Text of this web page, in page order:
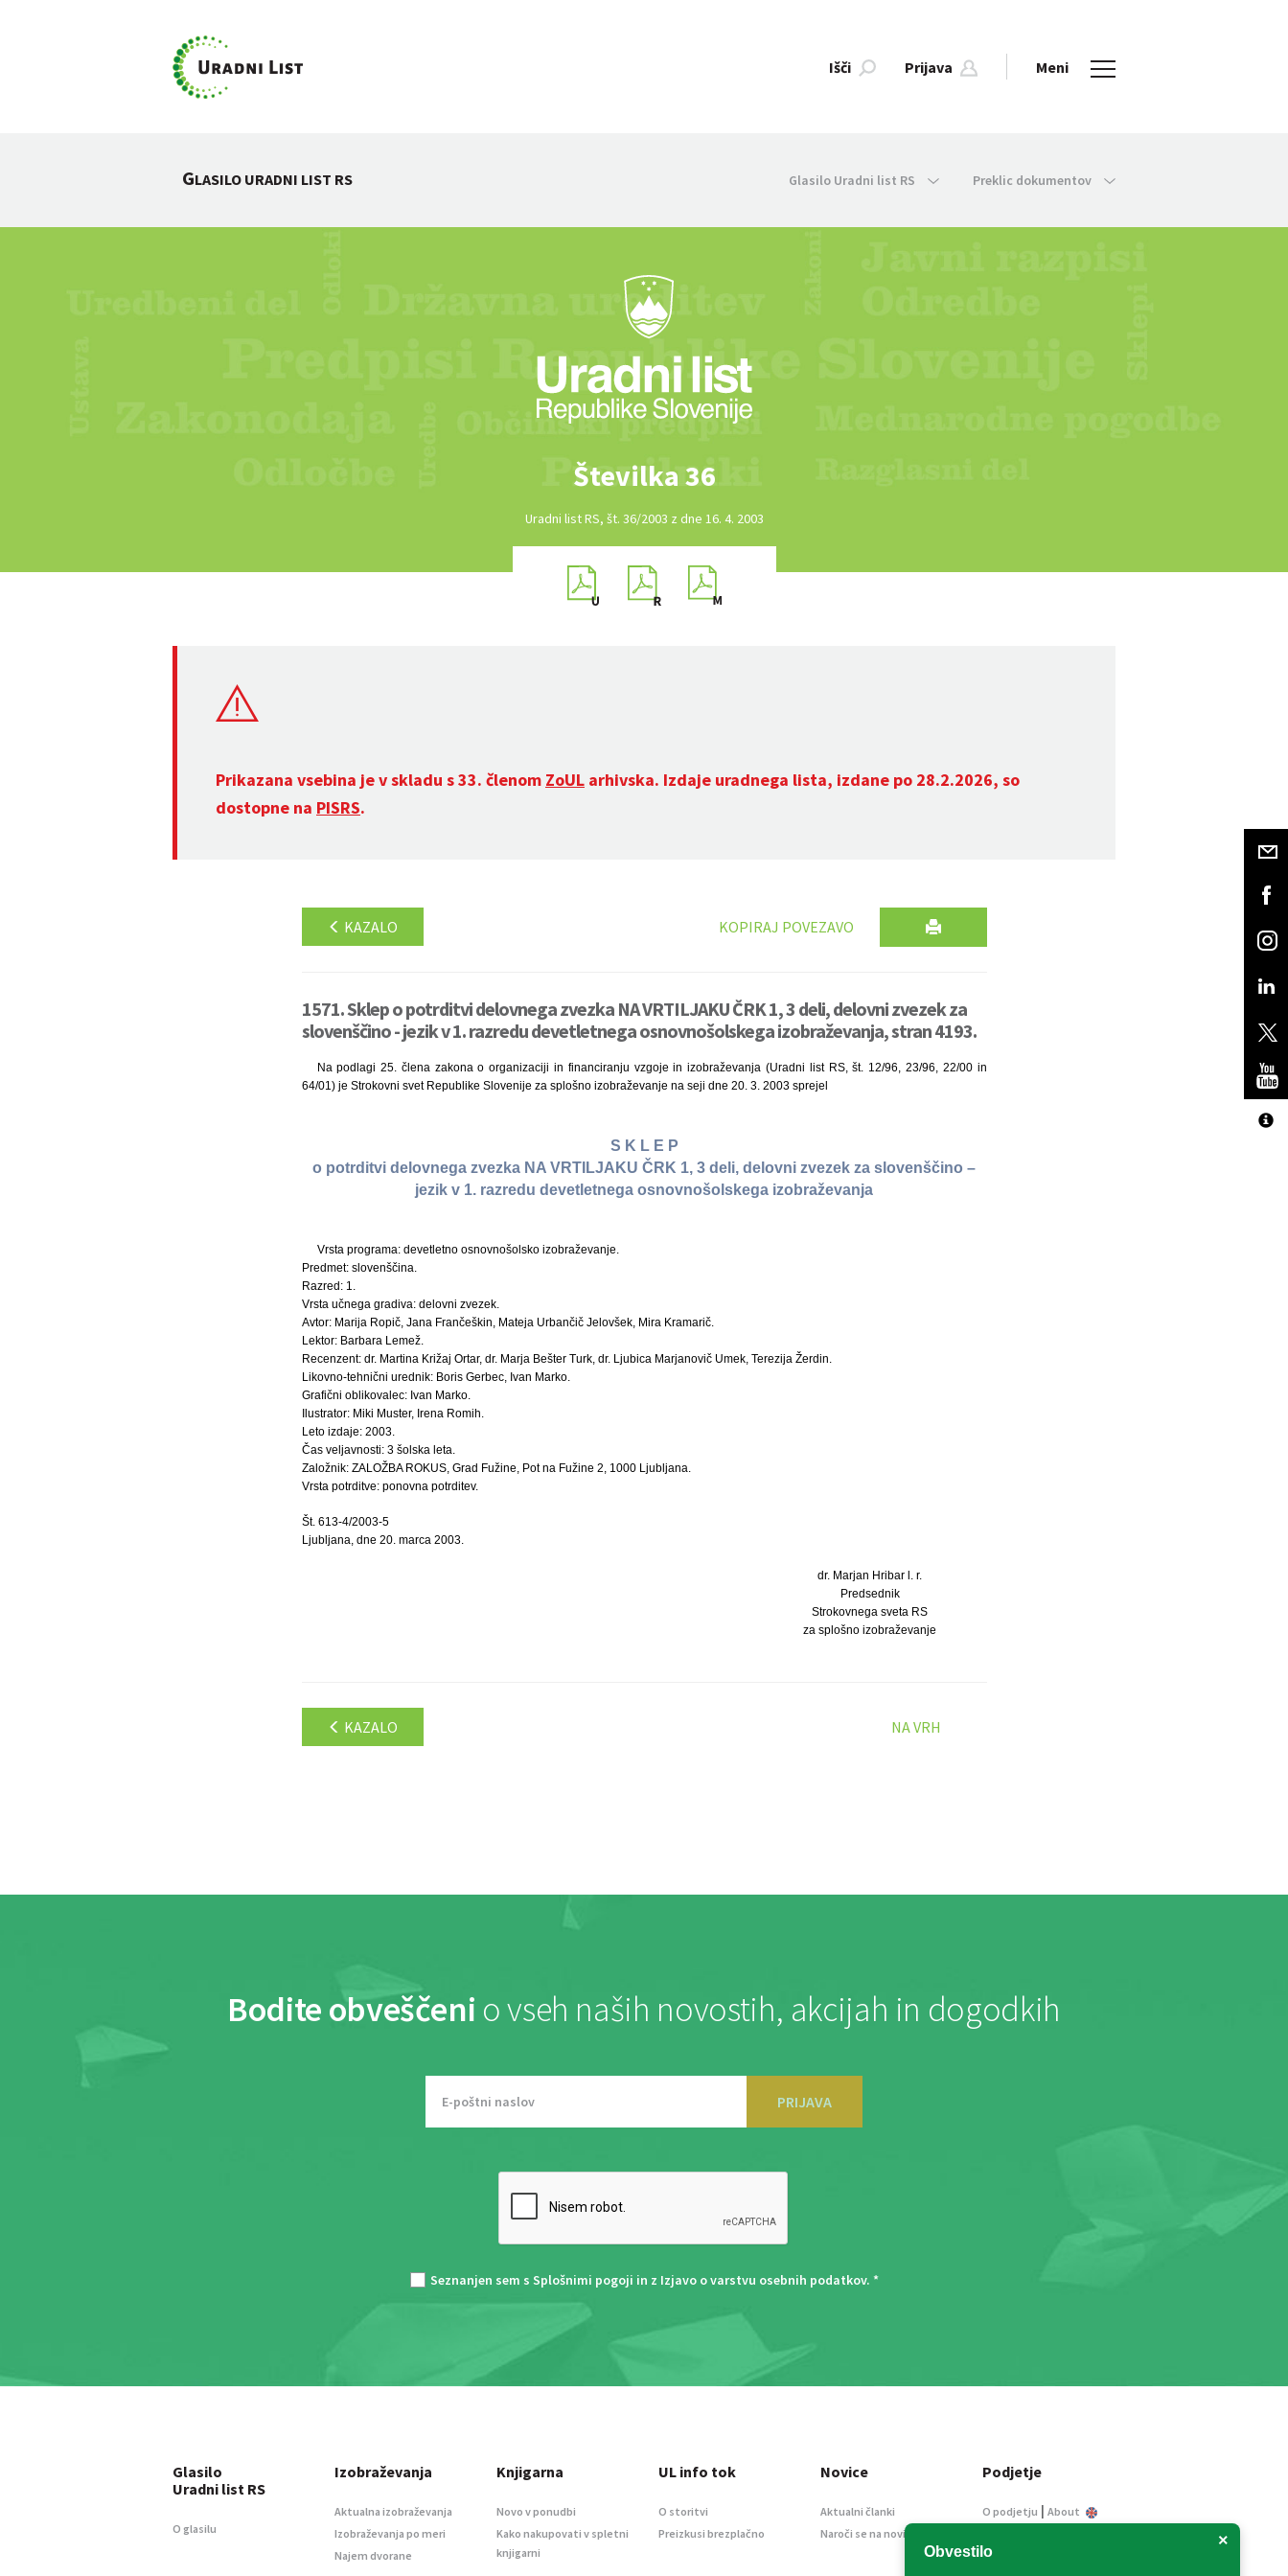
Išči Prijava Meni
GLASILO URADNI LIST RS Glasilo Uradni list RS Preklic dokumentov
Številka 36
Uradni list RS, št. 36/2003 z dne 16. 4. 2003
Prikazana vsebina je v skladu s 33. členom ZoUL arhivska. Izdaje uradnega lista, izdane po 28.2.2026, so
dostopne na PISRS.
KAZALO KOPIRAJ POVEZAVO
1571. Sklep o potrditvi delovnega zvezka NA VRTILJAKU ČRK 1, 3 deli, delovni zvezek za
slovenščino - jezik v 1. razredu devetletnega osnovnošolskega izobraževanja, stran 4193.
Na podlagi 25. člena zakona o organizaciji in financiranju vzgoje in izobraževanja (Uradni list RS, št. 12/96, 23/96, 22/00 in
64/01) je Strokovni svet Republike Slovenije za splošno izobraževanje na seji dne 20. 3. 2003 sprejel
S K L E P
o potrditvi delovnega zvezka NA VRTILJAKU ČRK 1, 3 deli, delovni zvezek za slovenščino –
jezik v 1. razredu devetletnega osnovnošolskega izobraževanja
Vrsta programa: devetletno osnovnošolsko izobraževanje.
Predmet: slovenščina.
Razred: 1.
Vrsta učnega gradiva: delovni zvezek.
Avtor: Marija Ropič, Jana Frančeškin, Mateja Urbančič Jelovšek, Mira Kramarič.
Lektor: Barbara Lemež.
Recenzent: dr. Martina Križaj Ortar, dr. Marja Bešter Turk, dr. Ljubica Marjanovič Umek, Terezija Žerdin.
Likovno-tehnični urednik: Boris Gerbec, Ivan Marko.
Grafični oblikovalec: Ivan Marko.
Ilustrator: Miki Muster, Irena Romih.
Leto izdaje: 2003.
Čas veljavnosti: 3 šolska leta.
Založnik: ZALOŽBA ROKUS, Grad Fužine, Pot na Fužine 2, 1000 Ljubljana.
Vrsta potrditve: ponovna potrditev.
Št. 613-4/2003-5
Ljubljana, dne 20. marca 2003.
dr. Marjan Hribar l. r.
Predsednik
Strokovnega sveta RS
za splošno izobraževanje
KAZALO NA VRH
Bodite obveščeni o vseh naših novostih, akcijah in dogodkih
PRIJAVA
Seznanjen sem s Splošnimi pogoji in z Izjavo o varstvu osebnih podatkov. *
×
Obvestilo
Glasilo
Uradni list RS
O glasilu
Izobraževanja
Aktualna izobraževanja
Izobraževanja po meri
Najem dvorane
Knjigarna
Novo v ponudbi
Kako nakupovati v spletni
knjigarni
UL info tok
O storitvi
Preizkusi brezplačno
Novice
Aktualni članki
Naroči se na novice
Podjetje
O podjetju | About
Informacije javnega